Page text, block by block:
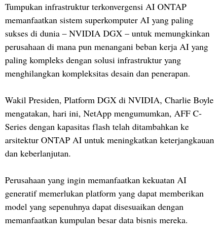
Tumpukan infrastruktur terkonvergensi AI ONTAP
memanfaatkan sistem superkomputer AI yang paling
sukses di dunia – NVIDIA DGX – untuk memungkinkan
perusahaan di mana pun menangani beban kerja AI yang
paling kompleks dengan solusi infrastruktur yang
menghilangkan kompleksitas desain dan penerapan.
Wakil Presiden, Platform DGX di NVIDIA, Charlie Boyle
mengatakan, hari ini, NetApp mengumumkan, AFF C-
Series dengan kapasitas flash telah ditambahkan ke
arsitektur ONTAP AI untuk meningkatkan keterjangkauan
dan keberlanjutan.
Perusahaan yang ingin memanfaatkan kekuatan AI
generatif memerlukan platform yang dapat memberikan
model yang sepenuhnya dapat disesuaikan dengan
memanfaatkan kumpulan besar data bisnis mereka.